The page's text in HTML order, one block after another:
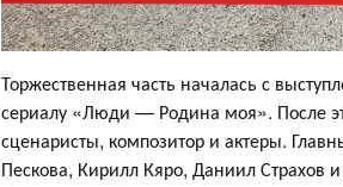
Торжественная часть началась с
сериалу «Люди — Родина моя». После
сценаристы, композитор и актеры.
Пескова, Кирилл Кяро, Даниил Страхов